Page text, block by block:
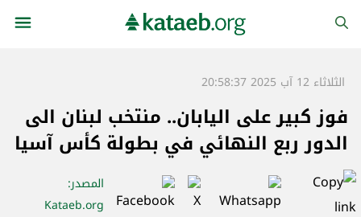
الثلاثاء 12 آب 2025 20:58:37
فوز كبير على اليابان.. منتخب لبنان الى
الدور ربع النهائي في بطولة كأس آسيا
المصدر:
Kataeb.org